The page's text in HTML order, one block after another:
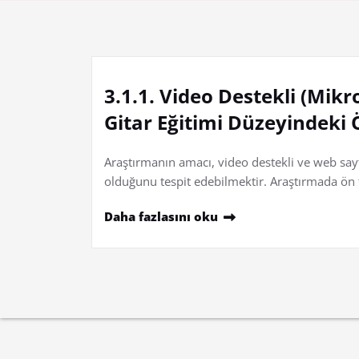
3.1.1. Video Destekli
Gitar Eğitimi Düzeyindeki
Araştırmanın amacı, video destekli ve web
olduğunu tespit edebilmektir. Araştırmada
Daha fazlasını oku